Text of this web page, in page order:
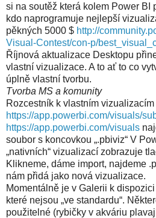
si na soutěž která kolem Power BI
kdo naprogramuje nejlepší
pěkných 5000 $ http://
Visual-Contest/con-p/
Říjnová aktualizace Desktopu
vlastní vizualizace. A to ať to co
úplně vlastní tvorbu.
Tvorba MS a komunity
Rozcestník k vlastním
https://app.powerbi.com/visuals/
https://app.powerbi.com/visuals
soubor s koncovkou „.pbiviz“ V
„nativních“ vizualizací zobrazuje
Klikneme, dáme import, najdeme
nám přidá jako nová vizualizace.
Momentálně je v Galerii k
které nejsou „ve standardu“.
použitelné (rybičky v akváriu